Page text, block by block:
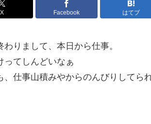
X Facebook はてブ
わりまして、本日から仕事。
ってしんどいなぁ
、仕事山積みやからのんびりしてら